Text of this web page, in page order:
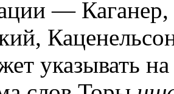
— Каганер,
указывать